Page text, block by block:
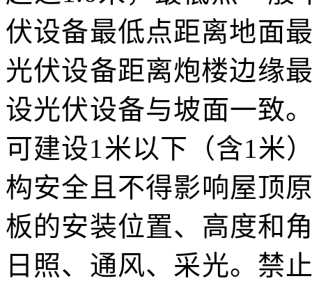
伏设备最低点距离地面
光伏设备距离炮楼边缘
设光伏设备与坡面一致
可建设1米以下（含1米
构安全且不得影响屋顶
板的安装位置、高度和
日照、通风、采光。禁